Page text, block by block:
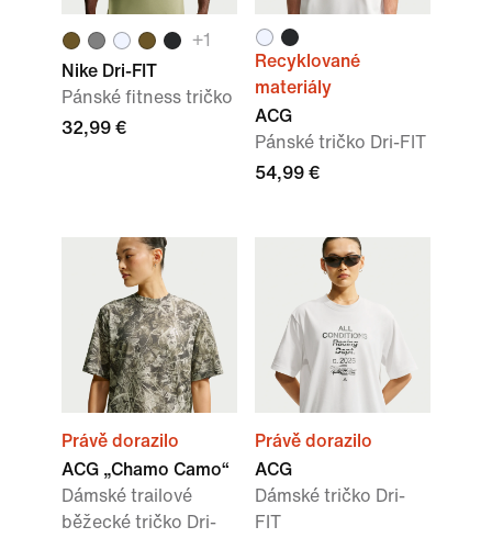
+1
Nike Dri-FIT
Pánské fitness tričko
32,99 €
Recyklované
materiály
ACG
Pánské tričko Dri-FIT
54,99 €
Právě dorazilo
ACG „Chamo Camo“
Dámské trailové
běžecké tričko Dri-
Právě dorazilo
ACG
Dámské tričko Dri-
FIT